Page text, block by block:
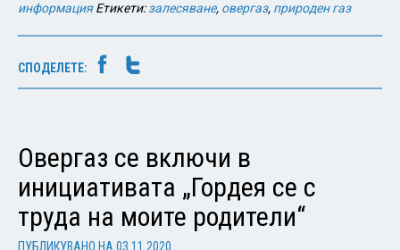
информация Етикети:залесяване, овергаз, природен газ
СПОДЕЛЕТЕ:
Овергаз се включи в
инициативата „Гордея се с
труда на моите родители“
ПУБЛИКУВАНО НА03.11.2020